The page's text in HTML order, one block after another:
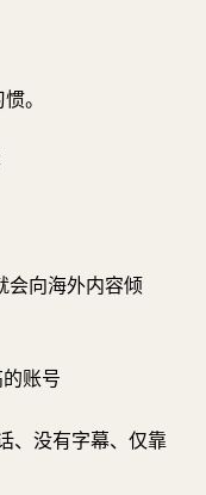
。
会向海外内容倾
账号
、没有字幕、仅靠